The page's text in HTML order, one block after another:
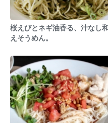
桜えびとネギ油香る、汁なし和
えそうめん。